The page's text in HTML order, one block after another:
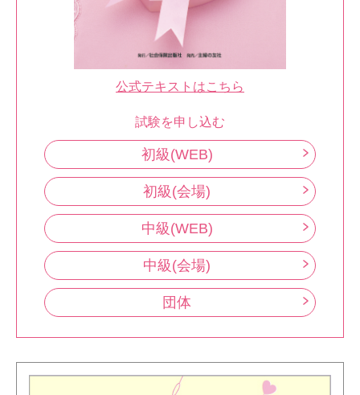
公式テキストはこちら
試験を申し込む
初級(WEB)
初級(会場)
中級(WEB)
中級(会場)
団体